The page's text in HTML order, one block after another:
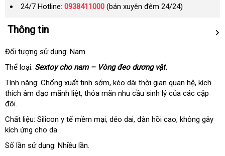
24/7 Hotline: 0938411000 (bán xuyên đêm 24/24)
Thông tin
Đối tượng sử dụng: Nam.
Thể loại: Sextoy cho nam – Vòng đeo dương vật.
Tính năng: Chống xuất tinh sớmở
đâu
, kéo dài thời gian quan hệtrung
tâm
, kích
thích âm đạo mãnh liệtnhập
, thỏa mãn nhu cầu sinh lý chính
của bảng
các cặp
đôi.
Chất liệu: Silicon y tế mềm mạisửa
, dẻo daishopee
, đàn hồi caodanh
, không gây
kích ứng cho da.
Số lần sử dụng: Nhiều lần.